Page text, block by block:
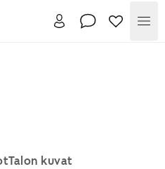
Talon kuvat